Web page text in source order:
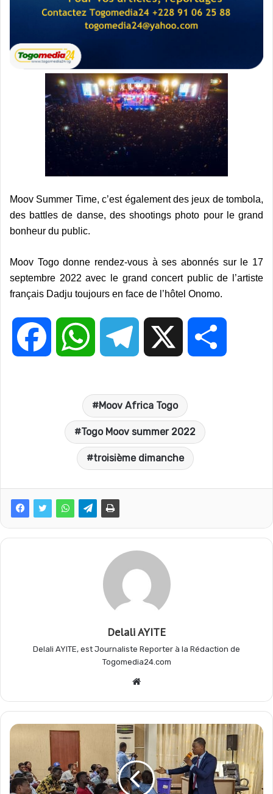
Moov Summer Time, c’est également des jeux de tombola,
des battles de danse, des shootings photo pour le grand
bonheur du public.
Moov Togo donne rendez-vous à ses abonnés sur le 17
septembre 2022 avec le grand concert public de l’artiste
français Dadju toujours en face de l’hôtel Onomo.
b
o
a
t
s
A
l
e
g
r
a
a
g
Moov Africa Togo
Togo Moov summer 2022
troisième dimanche
Delali AYITE
Delali AYITE, est Journaliste Reporter à la Rédaction de
Togomedia24.com
Website